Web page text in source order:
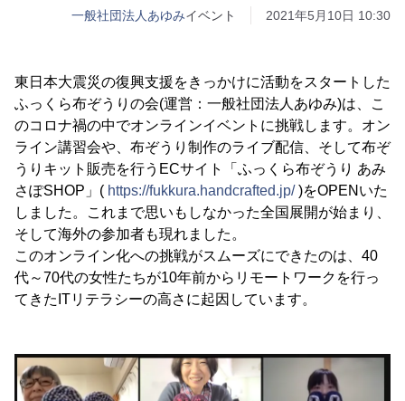
一般社団法人あゆみイベント 2021年5月10日 10:30
東日本大震災の復興支援をきっかけに活動をスタートした
ふっくら布ぞうりの会(運営：一般社団法人あゆみ)は、こ
のコロナ禍の中でオンラインイベントに挑戦します。オン
ライン講習会や、布ぞうり制作のライブ配信、そして布ぞ
うりキット販売を行うECサイト「ふっくら布ぞうり あみ
さぽSHOP」( https://fukkura.handcrafted.jp/)をOPENいた
しました。これまで思いもしなかった全国展開が始まり、
そして海外の参加者も現れました。
このオンライン化への挑戦がスムーズにできたのは、40
代～70代の女性たちが10年前からリモートワークを行っ
てきたITリテラシーの高さに起因しています。